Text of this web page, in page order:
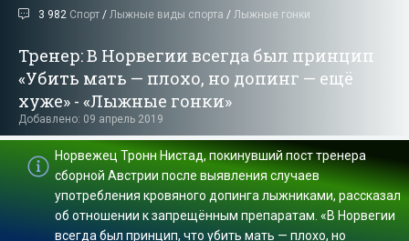
3 982 Спорт / Лыжные виды спорта / Лыжные гонки
Тренер: В Норвегии всегда был принцип
«Убить мать — плохо, но допинг — ещё
хуже» - «Лыжные гонки»
Добавлено: 09 апрель 2019
Норвежец Тронн Нистад, покинувший пост тренера
сборной Австрии после выявления случаев
употребления кровяного допинга лыжниками, рассказал
об отношении к запрещённым препаратам. «В Норвегии
всегда был принцип, что убить мать — плохо, но